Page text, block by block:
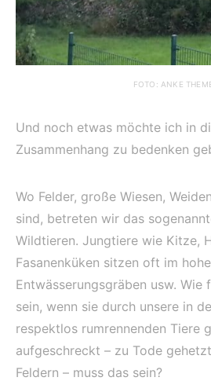
FOTO: ANKE
Und noch etwas möchte ich in
Zusammenhang zu bedenken
Wo Felder, große Wiesen,
sind, betreten wir das
Wildtieren. Jungtiere wie Kitze,
Fasanenküken sitzen oft im
Entwässerungsgräben usw. Wie
sein, wenn sie durch unsere in
respektlos rumrennenden Tiere
aufgeschreckt – zu Tode
Feldern – muss das sein?